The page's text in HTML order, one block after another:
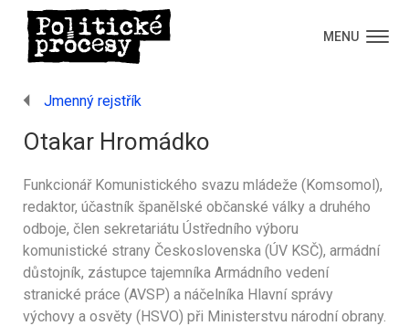
MENU
Jmenný rejstřík
Otakar Hromádko
Funkcionář Komunistického svazu mládeže (Komsomol),
redaktor, účastník španělské občanské války a druhého
odboje, člen sekretariátu Ústředního výboru
komunistické strany Československa (ÚV KSČ), armádní
důstojník, zástupce tajemníka Armádního vedení
stranické práce (AVSP) a náčelníka Hlavní správy
výchovy a osvěty (HSVO) při Ministerstvu národní obrany.